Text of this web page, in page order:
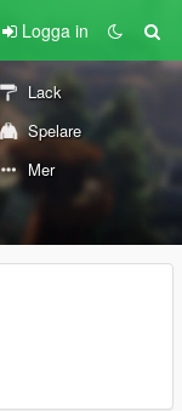
Logga in
Lack
Spelare
Mer